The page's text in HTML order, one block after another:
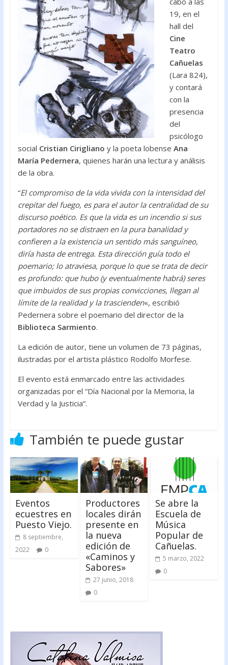
19, en el
hall del
Cine
Teatro
Cañuelas
(Lara 824),
y contará
con la
presencia
del
psicólogo
social Cristian Cirigliano y la poeta lobense Ana
María Pedernera, quienes harán una lectura y análisis
de la obra.
“El compromiso de la vida vivida con la intensidad del
crepitar del fuego, es para el autor la centralidad de su
discurso poético. Es que la vida es un incendio si sus
portadores no se distraen en la pura banalidad y
confieren a la existencia un sentido más sanguíneo,
diría hasta de entrega. Esta dirección guía todo el
poemario; lo atraviesa, porque lo que se trata de decir
es profundo: que hubo (y eventualmente habrá) seres
que imbuidos de sus propias convicciones, llegan al
límite de la realidad y la trascienden«, escribió
Pedernera sobre el poemario del director de la
Biblioteca Sarmiento.
La edición de autor, tiene un volumen de 73 páginas,
ilustradas por el artista plástico Rodolfo Morfese.
El evento está enmarcado entre las actividades
organizadas por el “Día Nacional por la Memoria, la
Verdad y la Justicia”.
También te puede gustar
Eventos
ecuestres en
Puesto Viejo.
8 septiembre,
2022
0
Productores
locales dirán
presente en
la nueva
edición de
«Caminos y
Sabores»
27 junio, 2018
0
Se abre la
Escuela de
Música
Popular de
Cañuelas.
5 marzo, 2022
0